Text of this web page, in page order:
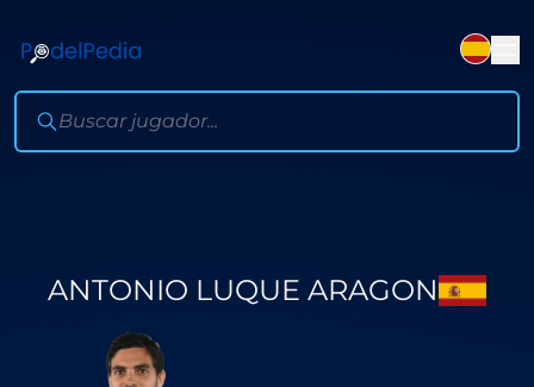
ANTONIO LUQUE ARAGON